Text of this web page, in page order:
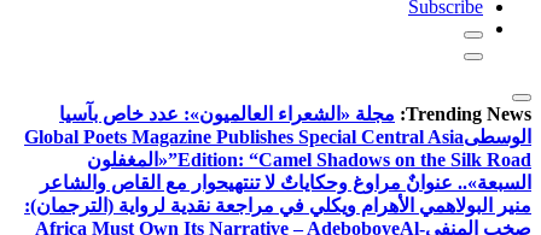
Subscribe
Trending News: مجلة «الشعراء العالميون»: عدد خاص بآسيا
الوسطىGlobal Poets Magazine Publishes Special Central Asia
Edition: “Camel Shadows on the Silk Road” «المغفلون
السبعة».. عنوانٌ مراوغ وحكاياتٌ لا تنتهيحوار مع القاص والشاعر
منير البولاهمي الأهرام ويكلي في مراجعة نقدية لرواية (الترجمان):
صخب المنفى
Africa Must Own Its Narrative – AdeboboyeAl-